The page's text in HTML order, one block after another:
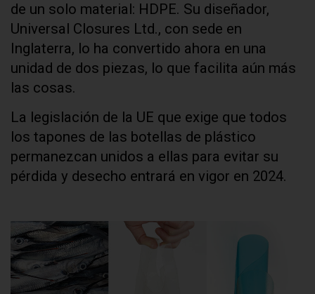
de un solo material: HDPE. Su diseñador,
Universal Closures Ltd., con sede en
Inglaterra, lo ha convertido ahora en una
unidad de dos piezas, lo que facilita aún más
las cosas.
La legislación de la UE que exige que todos
los tapones de las botellas de plástico
permanezcan unidos a ellas para evitar su
pérdida y desecho entrará en vigor en 2024.